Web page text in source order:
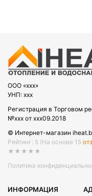
OOO «xxx»
УНП: xxx
Регистрация в Торговом
№xxx от xxx09.2018
© Интернет-магазин
Рейтинг: 5 (На основе 15
★★★★★
Политика
ИНФОРМАЦИЯ